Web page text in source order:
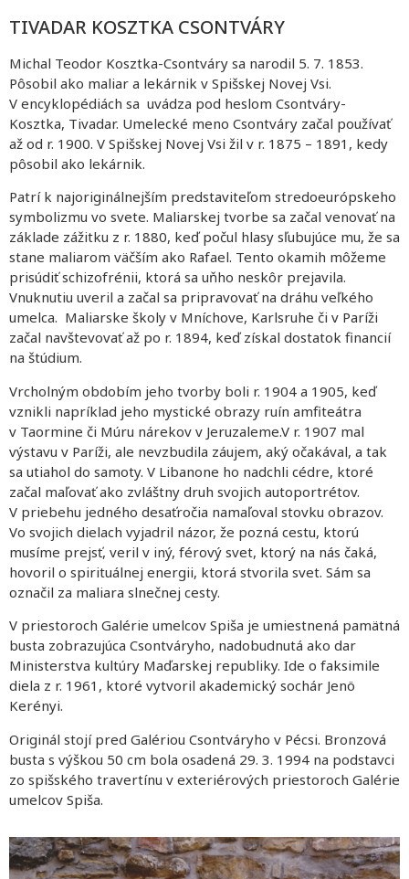
TIVADAR KOSZTKA CSONTVÁRY
Michal Teodor Kosztka-Csontváry sa narodil 5. 7. 1853.
Pôsobil ako maliar a lekárnik v Spišskej Novej Vsi.
V encyklopédiách sa uvádza pod heslom Csontváry-
Kosztka, Tivadar. Umelecké meno Csontváry začal používať
až od r. 1900. V Spišskej Novej Vsi žil v r. 1875 – 1891, kedy
pôsobil ako lekárnik.
Patrí k najoriginálnejším predstaviteľom stredoeurópskeho
symbolizmu vo svete. Maliarskej tvorbe sa začal venovať na
základe zážitku z r. 1880, keď počul hlasy sľubujúce mu, že sa
stane maliarom väčším ako Rafael. Tento okamih môžeme
prisúdiť schizofrénii, ktorá sa uňho neskôr prejavila.
Vnuknutiu uveril a začal sa pripravovať na dráhu veľkého
umelca. Maliarske školy v Mníchove, Karlsruhe či v Paríži
začal navštevovať až po r. 1894, keď získal dostatok financií
na štúdium.
Vrcholným obdobím jeho tvorby boli r. 1904 a 1905, keď
vznikli napríklad jeho mystické obrazy ruín amfiteátra
v Taormine či Múru nárekov v Jeruzaleme.V r. 1907 mal
výstavu v Paríži, ale nevzbudila záujem, aký očakával, a tak
sa utiahol do samoty. V Libanone ho nadchli cédre, ktoré
začal maľovať ako zvláštny druh svojich autoportrétov.
V priebehu jedného desaťročia namaľoval stovku obrazov.
Vo svojich dielach vyjadril názor, že pozná cestu, ktorú
musíme prejsť, veril v iný, férový svet, ktorý na nás čaká,
hovoril o spirituálnej energii, ktorá stvorila svet. Sám sa
označil za maliara slnečnej cesty.
V priestoroch Galérie umelcov Spiša je umiestnená pamätná
busta zobrazujúca Csontváryho, nadobudnutá ako dar
Ministerstva kultúry Maďarskej republiky. Ide o faksimile
diela z r. 1961, ktoré vytvoril akademický sochár Jenö
Kerényi.
Originál stojí pred Galériou Csontváryho v Pécsi. Bronzová
busta s výškou 50 cm bola osadená 29. 3. 1994 na podstavci
zo spišského travertínu v exteriérových priestoroch Galérie
umelcov Spiša.